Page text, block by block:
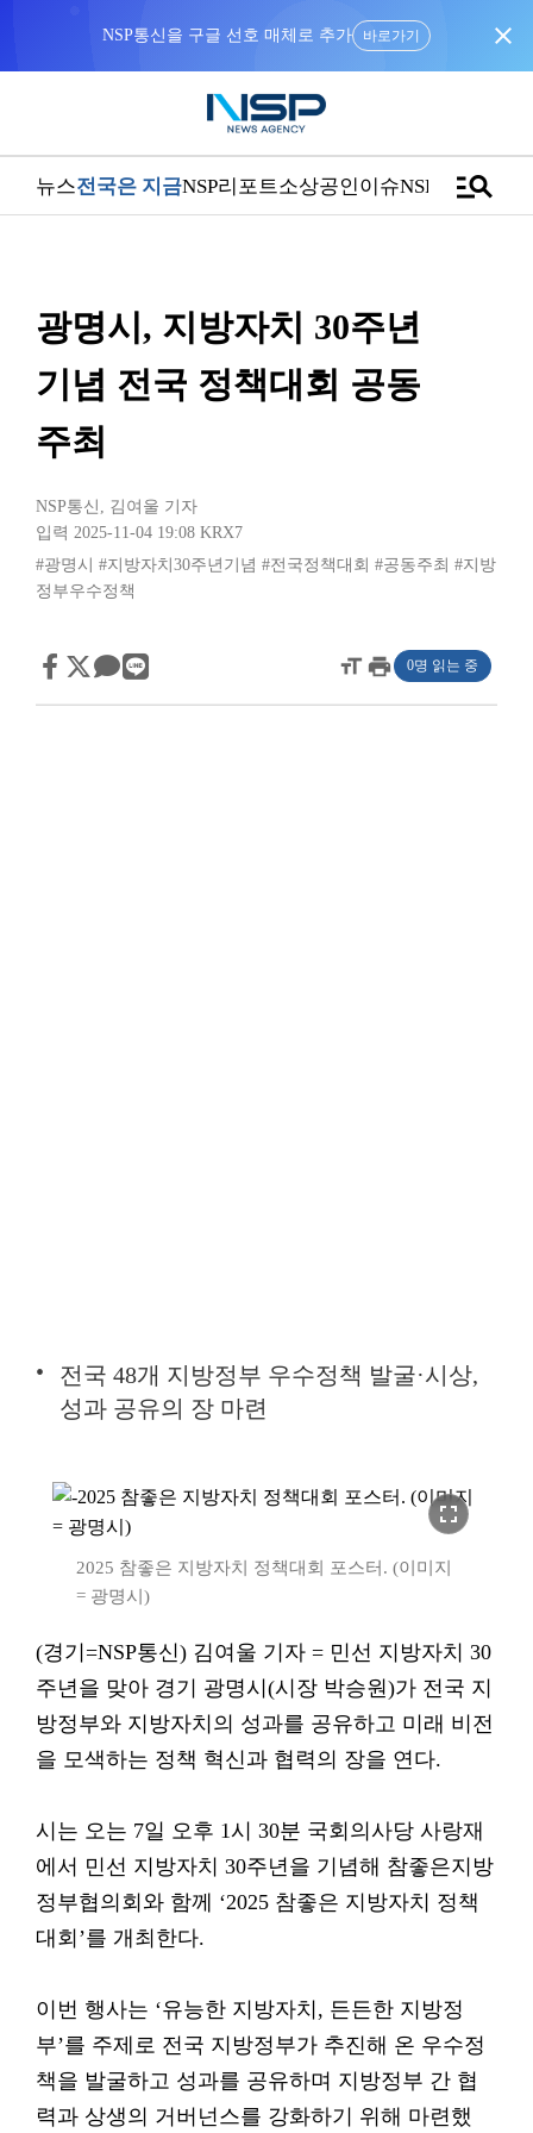
NSP통신을 구글 선호 매체로 추가 바로가기 close
뉴스전국은 지금NSP리포트소상공인이슈NSPTVmanage_search
광명시, 지방자치 30주년
기념 전국 정책대회 공동
주최
NSP통신 , 김여울 기자
입력 2025-11-04 19:08 KRX7
#광명시
#지방자치30주년기념 #전국정책대회 #공동주최 #지방
정부우수정책
format_sizeprint 0명 읽는 중
전국 48개 지방정부 우수정책 발굴·시상,
성과 공유의 장 마련
fullscreen
2025 참좋은 지방자치 정책대회 포스터. (이미지
= 광명시)
(경기=NSP통신) 김여울 기자 = 민선 지방자치 30
주년을 맞아 경기 광명시(시장 박승원)가 전국 지
방정부와 지방자치의 성과를 공유하고 미래 비전
을 모색하는 정책 혁신과 협력의 장을 연다.
시는 오는 7일 오후 1시 30분 국회의사당 사랑재
에서 민선 지방자치 30주년을 기념해 참좋은지방
정부협의회와 함께 ‘2025 참좋은 지방자치 정책
대회’를 개최한다.
이번 행사는 ‘유능한 지방자치, 든든한 지방정
부’를 주제로 전국 지방정부가 추진해 온 우수정
책을 발굴하고 성과를 공유하며 지방정부 간 협
력과 상생의 거버넌스를 강화하기 위해 마련했